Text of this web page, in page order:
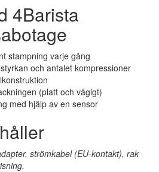
4Barista
stampning varje gång
och antalet kompressioner
(platt och vågigt)
med hjälp av en sensor
strömkabel (EU-kontakt), rak